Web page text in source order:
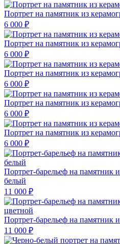
Портрет на памятник из
6 000 ₽
Портрет на памятник из
6 000 ₽
Портрет на памятник из
6 000 ₽
Портрет на памятник из
6 000 ₽
Портрет на памятник из
6 000 ₽
Портрет-барельеф на памятник
белый
11 000 ₽
Портрет-барельеф на памятник
11 000 ₽